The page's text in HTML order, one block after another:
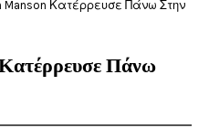
Manson Κατέρρευσε Πάνω Στην
Πάνω